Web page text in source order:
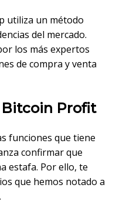
utiliza un método
del mercado.
los más expertos
de compra y venta
Profit
funciones que tiene
confirmar que
estafa. Por ello, te
que hemos notado a